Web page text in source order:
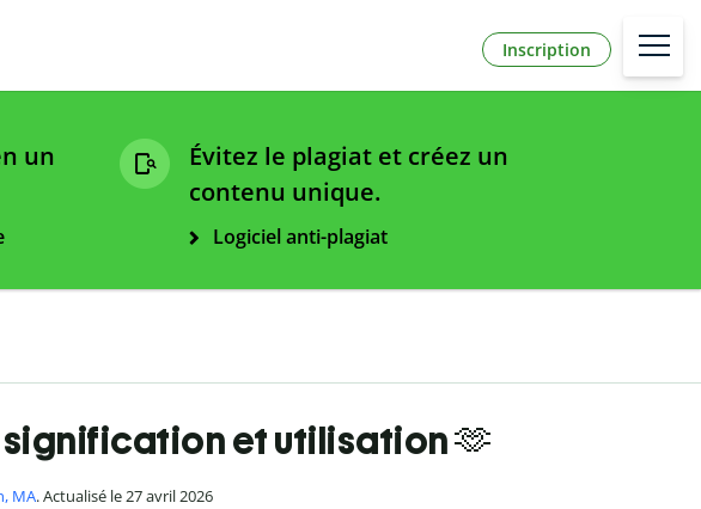
Inscription
un
Évitez le plagiat et créez un
contenu unique.
Logiciel anti-plagiat
signification et utilisation 🫶
MA. Actualisé le 27 avril 2026